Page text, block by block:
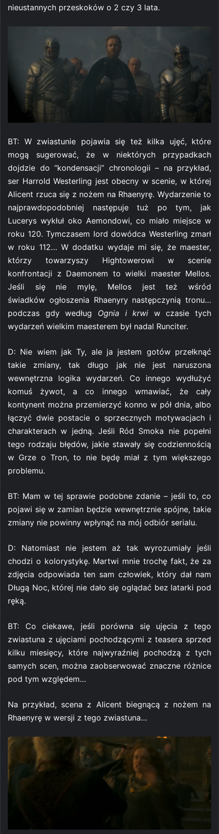
nieustannych przeskoków o 2 czy 3 lata.
BT: W zwiastunie pojawia się też kilka ujęć, które
mogą sugerować, że w niektórych przypadkach
dojdzie do “kondensacji” chronologii – na przykład,
ser Harrold Westerling jest obecny w scenie, w której
Alicent rzuca się z nożem na Rhaenyrę. Wydarzenie to
najprawdopodobniej następuje tuż po tym, jak
Lucerys wykłuł oko Aemondowi, co miało miejsce w
roku 120. Tymczasem lord dowódca Westerling zmarł
w roku 112… W dodatku wydaje mi się, że maester,
którzy towarzyszy Hightowerowi w scenie
konfrontacji z Daemonem to wielki maester Mellos.
Jeśli się nie mylę, Mellos jest też wśród
świadków ogłoszenia Rhaenyry następczynią tronu…
podczas gdy według Ognia i krwi w czasie tych
wydarzeń wielkim maesterem był nadal Runciter.
D: Nie wiem jak Ty, ale ja jestem gotów przełknąć
takie zmiany, tak długo jak nie jest naruszona
wewnętrzna logika wydarzeń. Co innego wydłużyć
komuś żywot, a co innego wmawiać, że cały
kontynent można przemierzyć konno w pół dnia, albo
łączyć dwie postacie o sprzecznych motywacjach i
charakterach w jedną. Jeśli Ród Smoka nie popełni
tego rodzaju błędów, jakie stawały się codziennością
w Grze o Tron, to nie będę miał z tym większego
problemu.
BT: Mam w tej sprawie podobne zdanie – jeśli to, co
pojawi się w zamian będzie wewnętrznie spójne, takie
zmiany nie powinny wpłynąć na mój odbiór serialu.
D: Natomiast nie jestem aż tak wyrozumiały jeśli
chodzi o kolorystykę. Martwi mnie trochę fakt, że za
zdjęcia odpowiada ten sam człowiek, który dał nam
Długą Noc, której nie dało się oglądać bez latarki pod
ręką.
BT: Co ciekawe, jeśli porówna się ujęcia z tego
zwiastuna z ujęciami pochodzącymi z teasera sprzed
kilku miesięcy, które najwyraźniej pochodzą z tych
samych scen, można zaobserwować znaczne różnice
pod tym względem…
Na przykład, scena z Alicent biegnącą z nożem na
Rhaenyrę w wersji z tego zwiastuna…